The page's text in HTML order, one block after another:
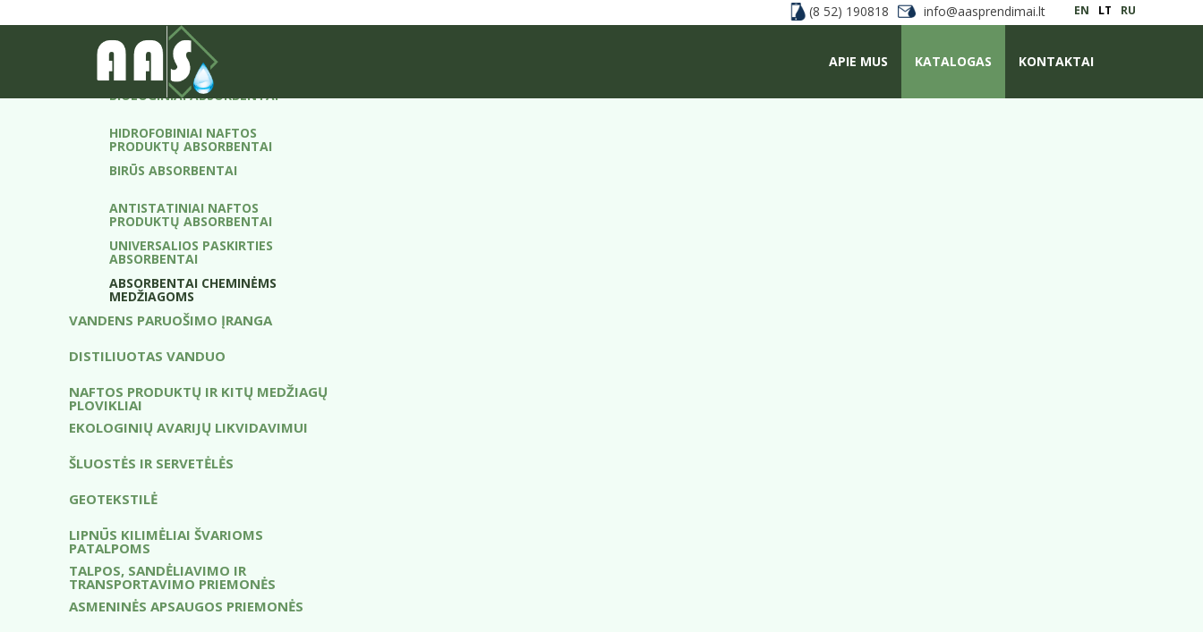
EN LT RU
APIE MUS KATALOGAS KONTAKTAI
(8 52) 190818 info@aasprendimai.lt
ABSORBENTAI
ABSORBUOJANČIOS BONOS
BIOLOGINIAI ABSORBENTAI
HIDROFOBINIAI NAFTOS
PRODUKTŲ ABSORBENTAI
BIRŪS ABSORBENTAI
ANTISTATINIAI NAFTOS
PRODUKTŲ ABSORBENTAI
UNIVERSALIOS PASKIRTIES
ABSORBENTAI
ABSORBENTAI CHEMINĖMS
MEDŽIAGOMS
VANDENS PARUOŠIMO ĮRANGA
DISTILIUOTAS VANDUO
NAFTOS PRODUKTŲ IR KITŲ MEDŽIAGŲ
PLOVIKLIAI
EKOLOGINIŲ AVARIJŲ LIKVIDAVIMUI
ŠLUOSTĖS IR SERVETĖLĖS
GEOTEKSTILĖ
LIPNŪS KILIMĖLIAI ŠVARIOMS
PATALPOMS
TALPOS, SANDĖLIAVIMO IR
TRANSPORTAVIMO PRIEMONĖS
ASMENINĖS APSAUGOS PRIEMONĖS